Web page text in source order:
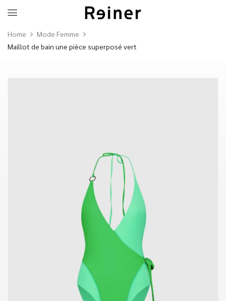
Home
Mode Femme
Maillot de bain une pièce superposé vert